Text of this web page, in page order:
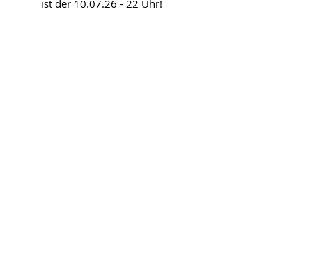
ist der 10.07.26 - 22 Uhr!